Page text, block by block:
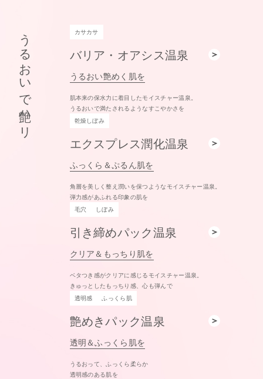
うるおいで艶ハリ カサカサ
バリア・オアシス温泉
うるおい艶めく肌を
肌本来の保水力に着目したモイスチャー温泉。
うるおいで満たされるようなすこやかさを
乾燥しぼみ
エクスプレス潤化温泉
ふっくら＆ぷるん肌を
角層を美しく整え潤いを保つようなモイスチャー温泉。
弾力感があふれる印象の肌を
毛穴
しぼみ
引き締めパック温泉
クリア＆もっちり肌を
ベタつき感がクリアに感じるモイスチャー温泉。
きゅっとしたもっちり感、心も弾んで
透明感
ふっくら肌
艶めきパック温泉
透明＆ふっくら肌を
うるおって、ふっくら柔らか
透明感のある肌を